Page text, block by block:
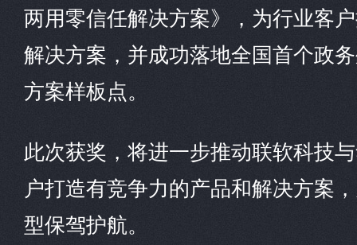
两用零信任解决方案》，为行业客
解决方案，并成功落地全国首个政
方案样板点。
此次获奖，将进一步推动联软科技
户打造有竞争力的产品和解决方案
型保驾护航。